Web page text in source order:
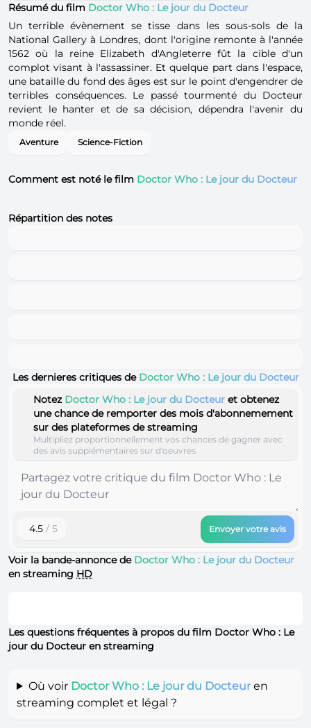
Résumé du film Doctor Who : Le jour du Docteur
Un terrible évènement se tisse dans les sous-sols de la
National Gallery à Londres, dont l'origine remonte à l'année
1562 où la reine Elizabeth d'Angleterre fût la cible d'un
complot visant à l'assassiner. Et quelque part dans l'espace,
une bataille du fond des âges est sur le point d'engendrer de
terribles conséquences. Le passé tourmenté du Docteur
revient le hanter et de sa décision, dépendra l'avenir du
monde réel.
Aventure Science-Fiction
Comment est noté le film Doctor Who : Le jour du Docteur
Répartition des notes
Les dernieres critiques de Doctor Who : Le jour du Docteur
Notez Doctor Who : Le jour du Docteur et obtenez
une chance de remporter des mois d'abonnemement
sur des plateformes de streaming
Multipliez proportionnellement vos chances de gagner avec
des avis supplémentaires sur d'oeuvres.
4.5 / 5 Envoyer votre avis
Voir la bande-annonce de Doctor Who : Le jour du Docteur
en streaming HD
Les questions fréquentes à propos du film Doctor Who : Le
jour du Docteur en streaming
Où voir Doctor Who : Le jour du Docteuren
streaming complet et légal ?